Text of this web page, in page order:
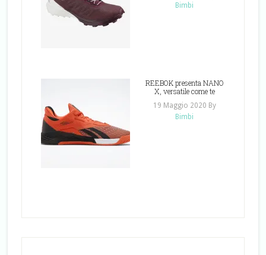
Bimbi
REEBOK presenta NANO
X, versatile come te
19 Maggio 2020 By
Bimbi